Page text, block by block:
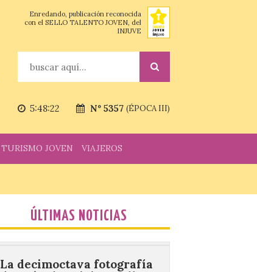
Buscar
Nº 5357 (ÉPOCA III)
5:48:23
Enredando, publicación reconocida
con el SELLO TALENTO JOVEN, del
INJUVE
TURISMO JOVEN VIAJEROS
ÚLTIMAS NOTICIAS
Vuelve la tradicional Feria
de Dulces del Convento a
Gradefes
Tendrá lugar el 9 de
agosto en los aledaños del
Gradefes. Una cita
desde la sede del